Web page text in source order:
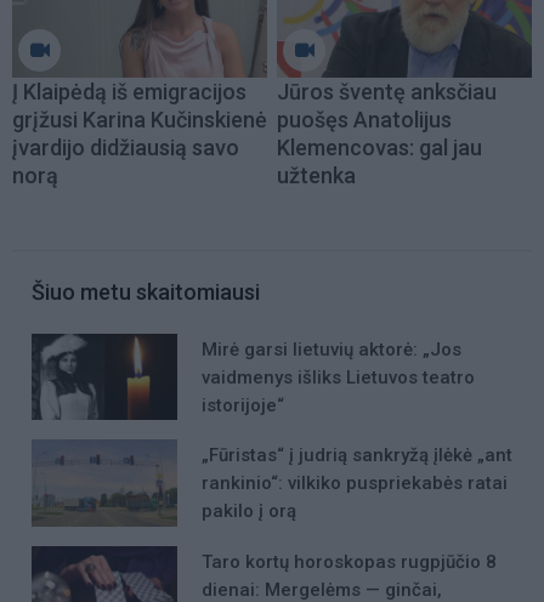
Į Klaipėdą iš emigracijos
grįžusi Karina Kučinskienė
įvardijo didžiausią savo
norą
Jūros šventę anksčiau
puošęs Anatolijus
Klemencovas: gal jau
užtenka
Šiuo metu skaitomiausi
Mirė garsi lietuvių aktorė: „Jos
vaidmenys išliks Lietuvos teatro
istorijoje“
„Fūristas“ į judrią sankryžą įlėkė „ant
rankinio“: vilkiko puspriekabės ratai
pakilo į orą
Taro kortų horoskopas rugpjūčio 8
dienai: Mergelėms — ginčai,